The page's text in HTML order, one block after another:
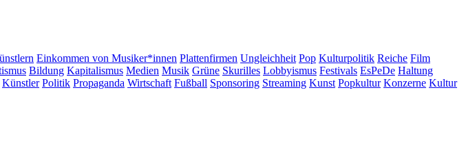
Einkommen von Musiker*innen Plattenfirmen Ungleichheit Pop Kulturpolitik Reiche Film
Bildung Kapitalismus Medien Musik Grüne Skurilles Lobbyismus Festivals EsPeDe Haltung
Künstler Politik Propaganda Wirtschaft Fußball Sponsoring Streaming Kunst Popkultur Konzerne Kultur